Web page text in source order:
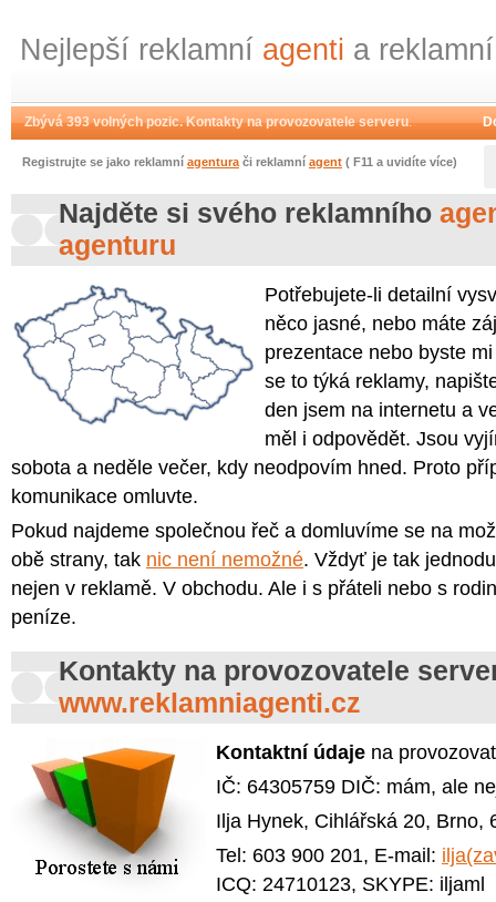
Nejlepší reklamní agenti a
Zbývá 393 volných pozic. Kontakty na provozovatele serveru.
Registrujte se jako reklamní agentura či reklamní agent ( F11 a uvidíte více)
Najděte si svého reklamního
agenturu
Potřebujete-li detailní
něco jasné, nebo máte
prezentace nebo byste
se to týká reklamy,
den jsem na internetu a
měl i odpovědět. Jsou
sobota a neděle večer, kdy neodpovím hned. Proto
komunikace omluvte.
Pokud najdeme společnou řeč a domluvíme se na
obě strany, tak nic není nemožné. Vždyť je tak
nejen v reklamě. V obchodu. Ale i s přáteli nebo s
peníze.
Kontakty na provozovatele
www.reklamniagenti.cz
Kontaktní údaje na
IČ: 64305759 DIČ: mám, ale
Ilja Hynek, Cihlářská 20, Brno,
Tel: 603 900 201, E-mail:
ICQ: 24710123, SKYPE: iljaml